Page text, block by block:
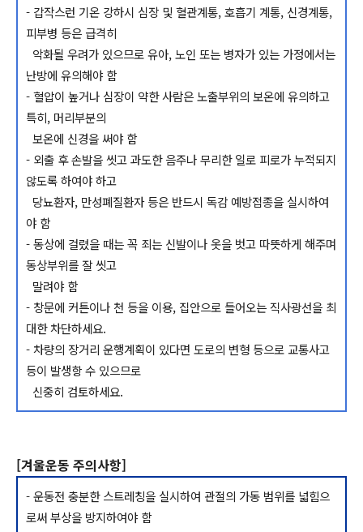
- 갑작스런 기온 강하시 심장 및 혈관계통, 호흡기 계통, 신경계통,
피부병 등은 급격히
악화될 우려가 있으므로 유아, 노인 또는 병자가 있는 가정에서는
난방에 유의해야 함
- 혈압이 높거나 심장이 약한 사람은 노출부위의 보온에 유의하고
특히, 머리부분의
보온에 신경을 써야 함
- 외출 후 손발을 씻고 과도한 음주나 무리한 일로 피로가 누적되지
않도록 하여야 하고
당뇨환자, 만성폐질환자 등은 반드시 독감 예방접종을 실시하여
야 함
- 동상에 걸렸을 때는 꼭 죄는 신발이나 옷을 벗고 따뜻하게 해주며
동상부위를 잘 씻고
말려야 함
- 창문에 커튼이나 천 등을 이용, 집안으로 들어오는 직사광선을 최
대한 차단하세요.
- 차량의 장거리 운행계획이 있다면 도로의 변형 등으로 교통사고
등이 발생항 수 있으므로
신중히 검토하세요.
[겨울운동 주의사항]
- 운동전 충분한 스트레칭을 실시하여 관절의 가동 범위를 넓힘으
로써 부상을 방지하여야 함